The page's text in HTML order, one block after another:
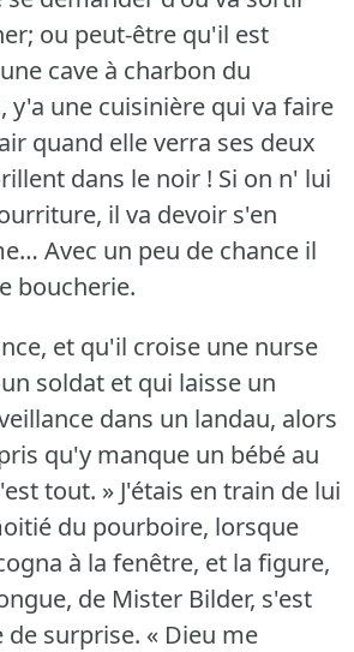
ou peut-être qu'il est
cave à charbon du
y'a une cuisinière qui va faire
quand elle verra ses deux
dans le noir ! Si on n' lui
il va devoir s'en
Avec un peu de chance il
boucherie.
et qu'il croise une nurse
soldat et qui laisse un
dans un landau, alors
qu'y manque un bébé au
tout. » J'étais en train de lui
du pourboire, lorsque
à la fenêtre, et la figure,
de Mister Bilder, s'est
de surprise. « Dieu me